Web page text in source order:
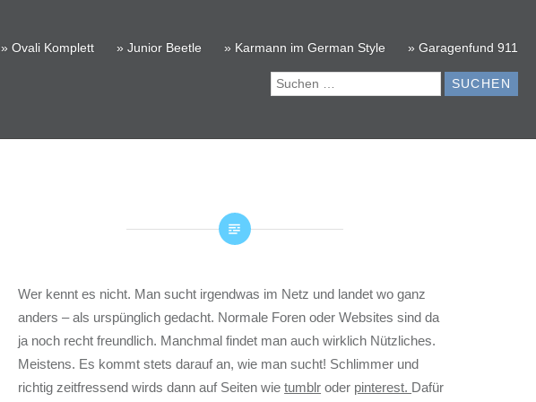
» Ovali Komplett » Junior Beetle » Karmann im German Style » Garagenfund 911
Suchen
nach:
Wer kennt es nicht. Man sucht irgendwas im Netz und landet wo ganz
anders – als urspünglich gedacht. Normale Foren oder Websites sind da
ja noch recht freundlich. Manchmal findet man auch wirklich Nützliches.
Meistens. Es kommt stets darauf an, wie man sucht! Schlimmer und
richtig zeitfressend wirds dann auf Seiten wietumblr oder pinterest. Dafür